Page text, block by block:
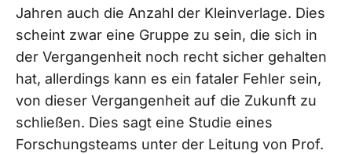
Jahren auch die Anzahl der Kleinverlage. Dies
scheint zwar eine Gruppe zu sein, die sich in
der Vergangenheit noch recht sicher gehalten
hat, allerdings kann es ein fataler Fehler sein,
von dieser Vergangenheit auf die Zukunft zu
schließen. Dies sagt eine Studie eines
Forschungsteams unter der Leitung von Prof.